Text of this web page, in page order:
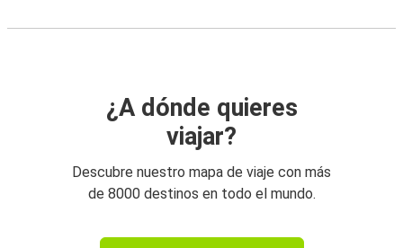
¿A dónde quieres
viajar?
Descubre nuestro mapa de viaje con más
de 8000 destinos en todo el mundo.